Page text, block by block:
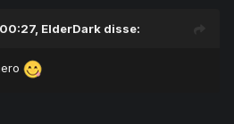
ElderDark disse: